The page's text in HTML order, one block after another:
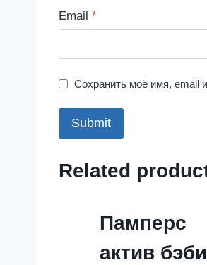
Email *
Сохранить моё имя, email
Related
Памперс
актив бэби